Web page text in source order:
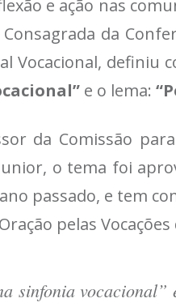
e ação nas
da
Vocacional,
e o lema:
da Comissão
o tema foi
passado, e tem
pelas Vocações
sinfonia